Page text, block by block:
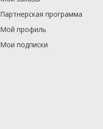
Партнерская программа
Мой профиль
Мои подписки